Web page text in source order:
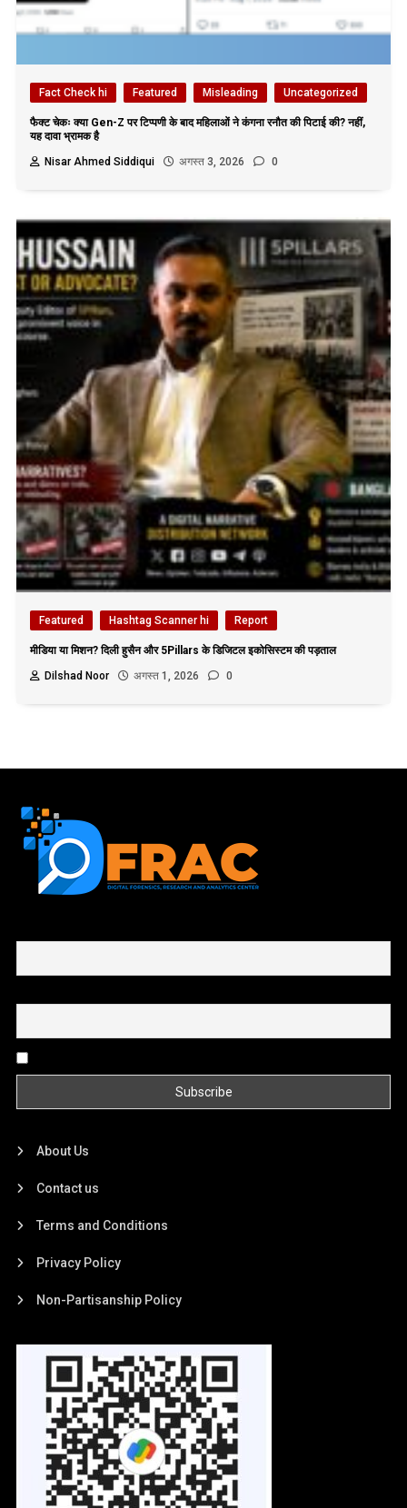
Fact Check hi Featured Misleading Uncategorized
फैक्ट चेकः क्या Gen-Z पर टिप्पणी के बाद महिलाओं ने कंगना रनौत की पिटाई की? नहीं,
यह दावा भ्रामक है
Nisar Ahmed Siddiqui
अगस्त 3, 2026 0
Featured Hashtag Scanner hi Report
मीडिया या मिशन? दिली हुसैन और 5Pillars के डिजिटल इकोसिस्टम की पड़ताल
Dilshad Noor
अगस्त 1, 2026 0
About Us
Contact us
Terms and Conditions
Privacy Policy
Non-Partisanship Policy